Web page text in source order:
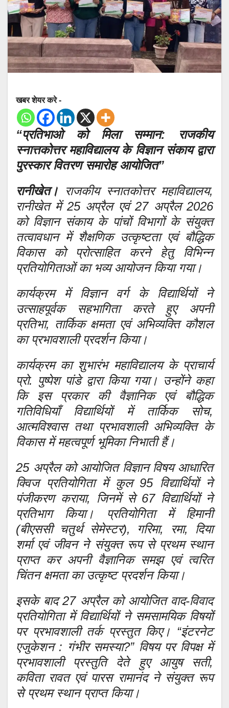
खबर शेयर करे -
“प्रतिभाओ को मिला सम्मान: राजकीय
स्नात्तकोत्तर महाविद्यालय के विज्ञान संकाय द्वारा
पुरस्कार वितरण समारोह आयोजित”
रानीखेत। राजकीय स्नातकोत्तर महाविद्यालय,
रानीखेत में 25 अप्रैल एवं 27 अप्रैल 2026
को विज्ञान संकाय के पांचों विभागों के संयुक्त
तत्वावधान में शैक्षणिक उत्कृष्टता एवं बौद्धिक
विकास को प्रोत्साहित करने हेतु विभिन्न
प्रतियोगिताओं का भव्य आयोजन किया गया।
कार्यक्रम में विज्ञान वर्ग के विद्यार्थियों ने
उत्साहपूर्वक सहभागिता करते हुए अपनी
प्रतिभा, तार्किक क्षमता एवं अभिव्यक्ति कौशल
का प्रभावशाली प्रदर्शन किया।
कार्यक्रम का शुभारंभ महाविद्यालय के प्राचार्य
प्रो. पुष्पेश पांडे द्वारा किया गया। उन्होंने कहा
कि इस प्रकार की वैज्ञानिक एवं बौद्धिक
गतिविधियाँ विद्यार्थियों में तार्किक सोच,
आत्मविश्वास तथा प्रभावशाली अभिव्यक्ति के
विकास में महत्वपूर्ण भूमिका निभाती हैं।
25 अप्रैल को आयोजित विज्ञान विषय आधारित
क्विज प्रतियोगिता में कुल 95 विद्यार्थियों ने
पंजीकरण कराया, जिनमें से 67 विद्यार्थियों ने
प्रतिभाग किया। प्रतियोगिता में हिमानी
(बीएससी चतुर्थ सेमेस्टर), गरिमा, रमा, दिया
शर्मा एवं जीवन ने संयुक्त रूप से प्रथम स्थान
प्राप्त कर अपनी वैज्ञानिक समझ एवं त्वरित
चिंतन क्षमता का उत्कृष्ट प्रदर्शन किया।
इसके बाद 27 अप्रैल को आयोजित वाद-विवाद
प्रतियोगिता में विद्यार्थियों ने समसामयिक विषयों
पर प्रभावशाली तर्क प्रस्तुत किए। “इंटरनेट
एजुकेशन : गंभीर समस्या?” विषय पर विपक्ष में
प्रभावशाली प्रस्तुति देते हुए आयुष सती,
कविता रावत एवं पारस रामानंद ने संयुक्त रूप
से प्रथम स्थान प्राप्त किया।